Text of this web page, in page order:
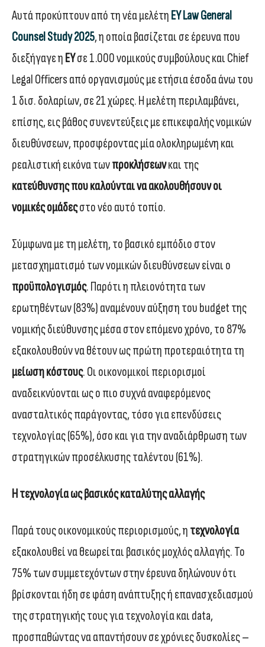
Αυτά προκύπτουν από τη νέα μελέτη EY Law General
Counsel Study 2025, η οποία βασίζεται σε έρευνα που
διεξήγαγε η EYσε 1.000 νομικούς συμβούλους και Chief
Legal Officers από οργανισμούς με ετήσια έσοδα άνω του
1 δισ. δολαρίων, σε 21 χώρες. Η μελέτη περιλαμβάνει,
επίσης, εις βάθος συνεντεύξεις με επικεφαλής νομικών
διευθύνσεων, προσφέροντας μία ολοκληρωμένη και
ρεαλιστική εικόνα τωνπροκλήσεωνκαι της
κατεύθυνσης που καλούνται να ακολουθήσουν οι
νομικές ομάδεςστο νέο αυτό τοπίο.
Σύμφωνα με τη μελέτη, το βασικό εμπόδιο στον
μετασχηματισμό των νομικών διευθύνσεων είναι ο
προϋπολογισμός. Παρότι η πλειονότητα των
ερωτηθέντων (83%) αναμένουν αύξηση του budget της
νομικής διεύθυνσης μέσα στον επόμενο χρόνο, το 87%
εξακολουθούν να θέτουν ως πρώτη προτεραιότητα τη
μείωση κόστους. Οι οικονομικοί περιορισμοί
αναδεικνύονται ως ο πιο συχνά αναφερόμενος
ανασταλτικός παράγοντας, τόσο για επενδύσεις
τεχνολογίας (65%), όσο και για την αναδιάρθρωση των
στρατηγικών προσέλκυσης ταλέντου (61%).
H τεχνολογία ως βασικός καταλύτης αλλαγής
Παρά τους οικονομικούς περιορισμούς, η τεχνολογία
εξακολουθεί να θεωρείται βασικός μοχλός αλλαγής. Το
75% των συμμετεχόντων στην έρευνα δηλώνουν ότι
βρίσκονται ήδη σε φάση ανάπτυξης ή επανασχεδιασμού
της στρατηγικής τους για τεχνολογία και data,
προσπαθώντας να απαντήσουν σε χρόνιες δυσκολίες –